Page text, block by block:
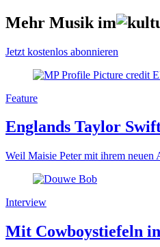
Mehr Musik im
Jetzt kostenlos abonnieren
Feature
Englands Taylor
Weil Maisie Peter mit ihrem neuen
Interview
Mit Cowboystiefeln